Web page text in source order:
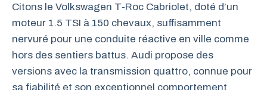
Citons le Volkswagen T-Roc Cabriolet, doté d’un
moteur 1.5 TSI à 150 chevaux, suffisamment
nervuré pour une conduite réactive en ville comme
hors des sentiers battus. Audi propose des
versions avec la transmission quattro, connue pour
sa fiabilité et son exceptionnel comportement